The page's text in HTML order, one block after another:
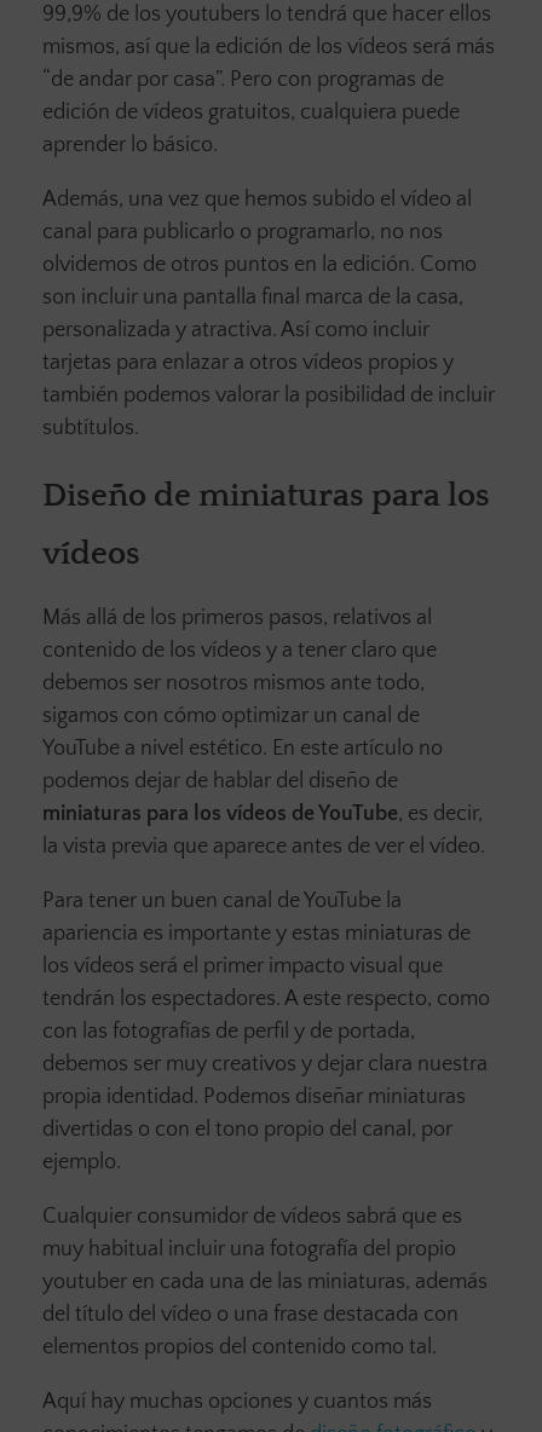
99,9% de los youtubers lo tendrá que hacer ellos
mismos, así que la edición de los vídeos será más
“de andar por casa”. Pero con programas de
edición de vídeos gratuitos, cualquiera puede
aprender lo básico.
Además, una vez que hemos subido el vídeo al
canal para publicarlo o programarlo, no nos
olvidemos de otros puntos en la edición. Como
son incluir una pantalla final marca de la casa,
personalizada y atractiva. Así como incluir
tarjetas para enlazar a otros vídeos propios y
también podemos valorar la posibilidad de incluir
subtítulos.
Diseño de miniaturas para los
vídeos
Más allá de los primeros pasos, relativos al
contenido de los vídeos y a tener claro que
debemos ser nosotros mismos ante todo,
sigamos con cómo optimizar un canal de
YouTube a nivel estético. En este artículo no
podemos dejar de hablar del diseño de
miniaturas para los vídeos de YouTube, es decir,
la vista previa que aparece antes de ver el vídeo.
Para tener un buen canal de YouTube la
apariencia es importante y estas miniaturas de
los vídeos será el primer impacto visual que
tendrán los espectadores. A este respecto, como
con las fotografías de perfil y de portada,
debemos ser muy creativos y dejar clara nuestra
propia identidad. Podemos diseñar miniaturas
divertidas o con el tono propio del canal, por
ejemplo.
Cualquier consumidor de vídeos sabrá que es
muy habitual incluir una fotografía del propio
youtuber en cada una de las miniaturas, además
del título del vídeo o una frase destacada con
elementos propios del contenido como tal.
Aquí hay muchas opciones y cuantos más